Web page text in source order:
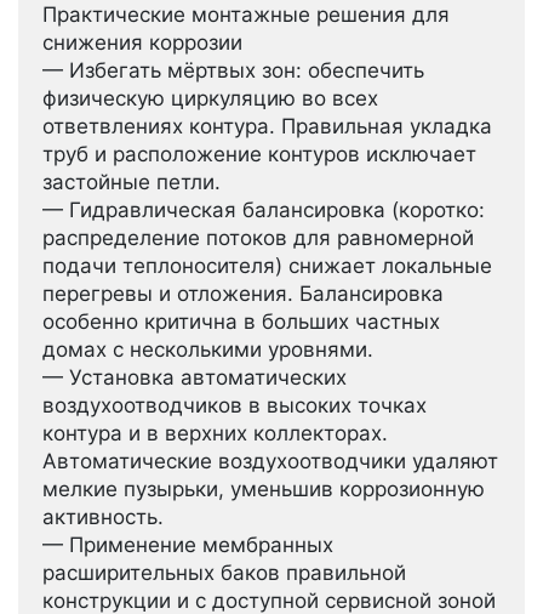
Практические монтажные решения для
снижения коррозии
— Избегать мёртвых зон: обеспечить
физическую циркуляцию во всех
ответвлениях контура. Правильная укладка
труб и расположение контуров исключает
застойные петли.
— Гидравлическая балансировка (коротко:
распределение потоков для равномерной
подачи теплоносителя) снижает локальные
перегревы и отложения. Балансировка
особенно критична в больших частных
домах с несколькими уровнями.
— Установка автоматических
воздухоотводчиков в высоких точках
контура и в верхних коллекторах.
Автоматические воздухоотводчики удаляют
мелкие пузырьки, уменьшив коррозионную
активность.
— Применение мембранных
расширительных баков правильной
конструкции и с доступной сервисной зоной